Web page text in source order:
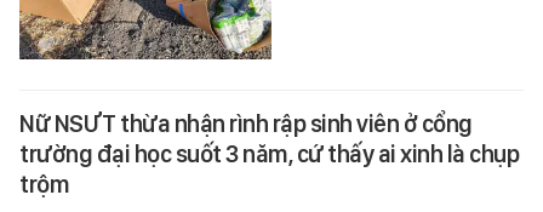
Nữ NSƯT thừa nhận rình rập sinh viên ở cổng
trường đại học suốt 3 năm, cứ thấy ai xinh là chụp
trộm